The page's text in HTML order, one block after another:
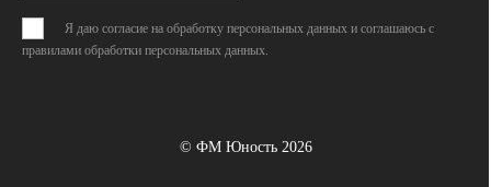
Я даю согласие на обработку персональных данных и соглашаюсь с
правилами обработки персональных данных.
© ФМ Юность 2026